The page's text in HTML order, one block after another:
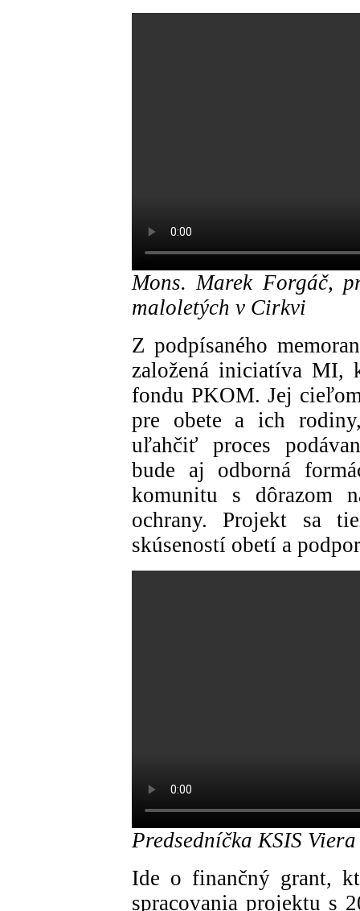
Mons. Marek Forgáč,
maloletých v Cirkvi
Z podpísaného
založená iniciatíva MI,
fondu PKOM. Jej
pre obete a ich
uľahčiť proces
bude aj odborná
komunitu s dôrazom
ochrany. Projekt sa
skúseností obetí a
Predsedníčka KSIS
Ide o finančný grant,
spracovania projektu s